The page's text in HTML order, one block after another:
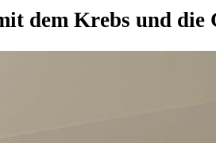
dem Krebs und die